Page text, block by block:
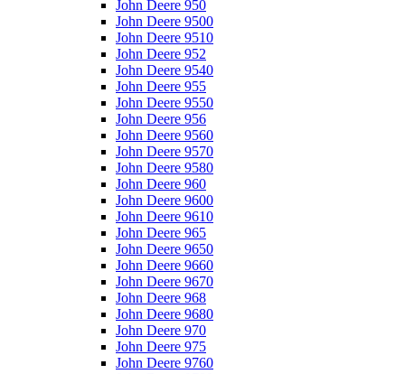
John Deere 950
John Deere 9500
John Deere 9510
John Deere 952
John Deere 9540
John Deere 955
John Deere 9550
John Deere 956
John Deere 9560
John Deere 9570
John Deere 9580
John Deere 960
John Deere 9600
John Deere 9610
John Deere 965
John Deere 9650
John Deere 9660
John Deere 9670
John Deere 968
John Deere 9680
John Deere 970
John Deere 975
John Deere 9760